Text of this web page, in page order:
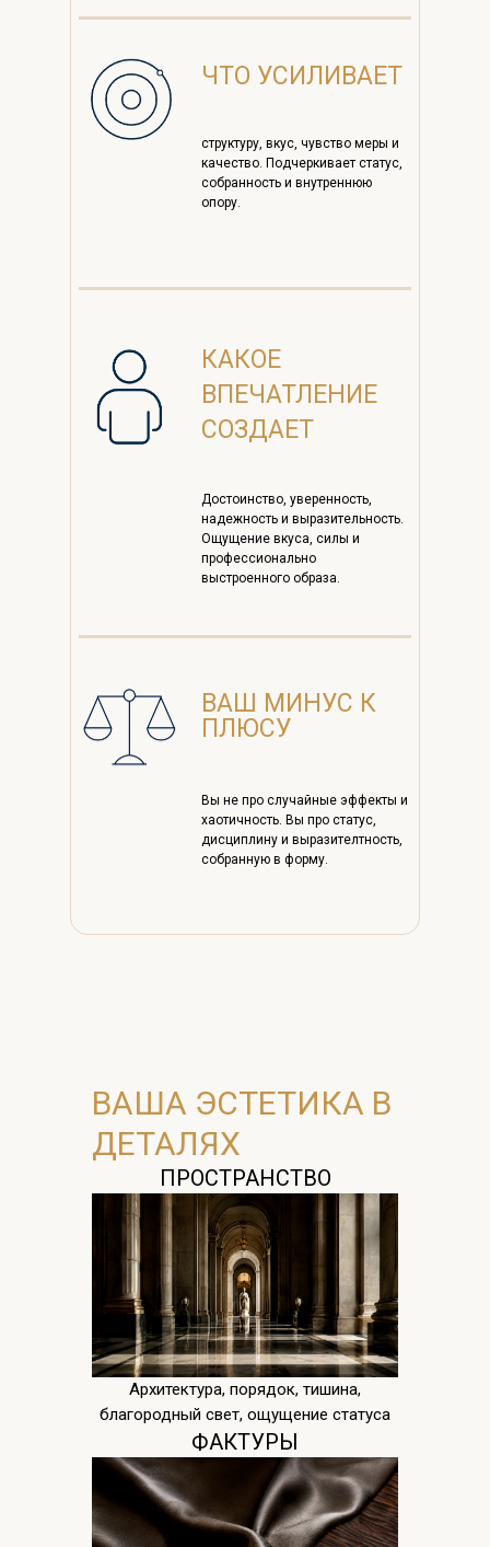
ЧТО УСИЛИВАЕТ
КАКОЕ
ВПЕЧАТЛЕНИЕ
СОЗДАЕТ
ВАШ МИНУС К
ПЛЮСУ
структуру, вкус, чувство меры и
качество. Подчеркивает статус,
собранность и внутреннюю
опору.
Достоинство, уверенность,
надежность и выразительность.
Ощущение вкуса, силы и
профессионально
выстроенного образа.
Вы не про случайные эффекты и
хаотичность. Вы про статус,
дисциплину и выразителтность,
собранную в форму.
ВАША ЭСТЕТИКА В
ДЕТАЛЯХ
ПРОСТРАНСТВО
Архитектура, порядок, тишина,
благородный свет, ощущение статуса
ФАКТУРЫ